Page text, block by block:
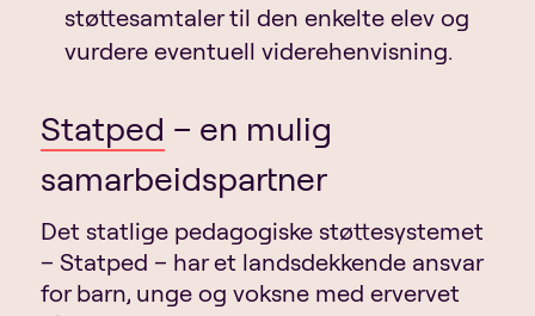
støttesamtaler til den enkelte elev og
vurdere eventuell viderehenvisning.
Statped – en mulig
samarbeidspartner
Det statlige pedagogiske støttesystemet
– Statped – har et landsdekkende ansvar
for barn, unge og voksne med ervervet